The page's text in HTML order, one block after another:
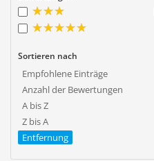
Sortieren nach
Empfohlene Einträge
Anzahl der Bewertungen
A bis Z
Z bis A
Entfernung